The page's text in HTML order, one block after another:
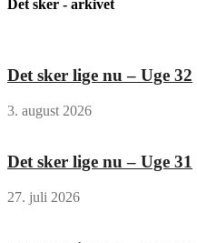
Det sker - arkivet
Det sker lige nu – Uge 32
3. august 2026
Det sker lige nu – Uge 31
27. juli 2026